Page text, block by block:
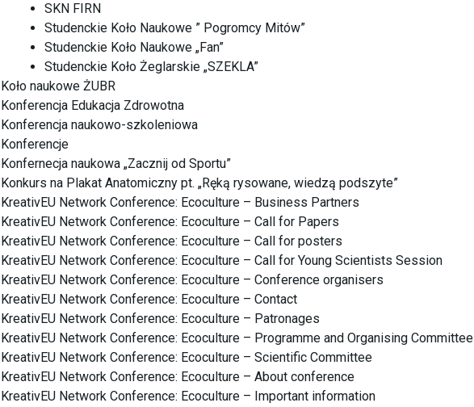
SKN FIRN
Studenckie Koło Naukowe ” Pogromcy Mitów”
Studenckie Koło Naukowe „Fan”
Studenckie Koło Żeglarskie „SZEKLA”
Koło naukowe ŻUBR
Konferencja Edukacja Zdrowotna
Konferencja naukowo-szkoleniowa
Konferencje
Konfernecja naukowa „Zacznij od Sportu”
Konkurs na Plakat Anatomiczny pt. „Ręką rysowane, wiedzą podszyte”
KreativEU Network Conference: Ecoculture – Business Partners
KreativEU Network Conference: Ecoculture – Call for Papers
KreativEU Network Conference: Ecoculture – Call for posters
KreativEU Network Conference: Ecoculture – Call for Young Scientists Session
KreativEU Network Conference: Ecoculture – Conference organisers
KreativEU Network Conference: Ecoculture – Contact
KreativEU Network Conference: Ecoculture – Patronages
KreativEU Network Conference: Ecoculture – Programme and Organising Committee
KreativEU Network Conference: Ecoculture – Scientific Committee
KreativEU Network Conference: Ecoculture – About conference
KreativEU Network Conference: Ecoculture – Important information